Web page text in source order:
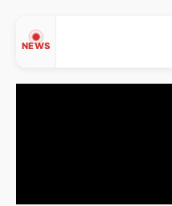
NEWS
處置制度大變革！ 證交
數與撮合時間
才續任就飛美國大學面